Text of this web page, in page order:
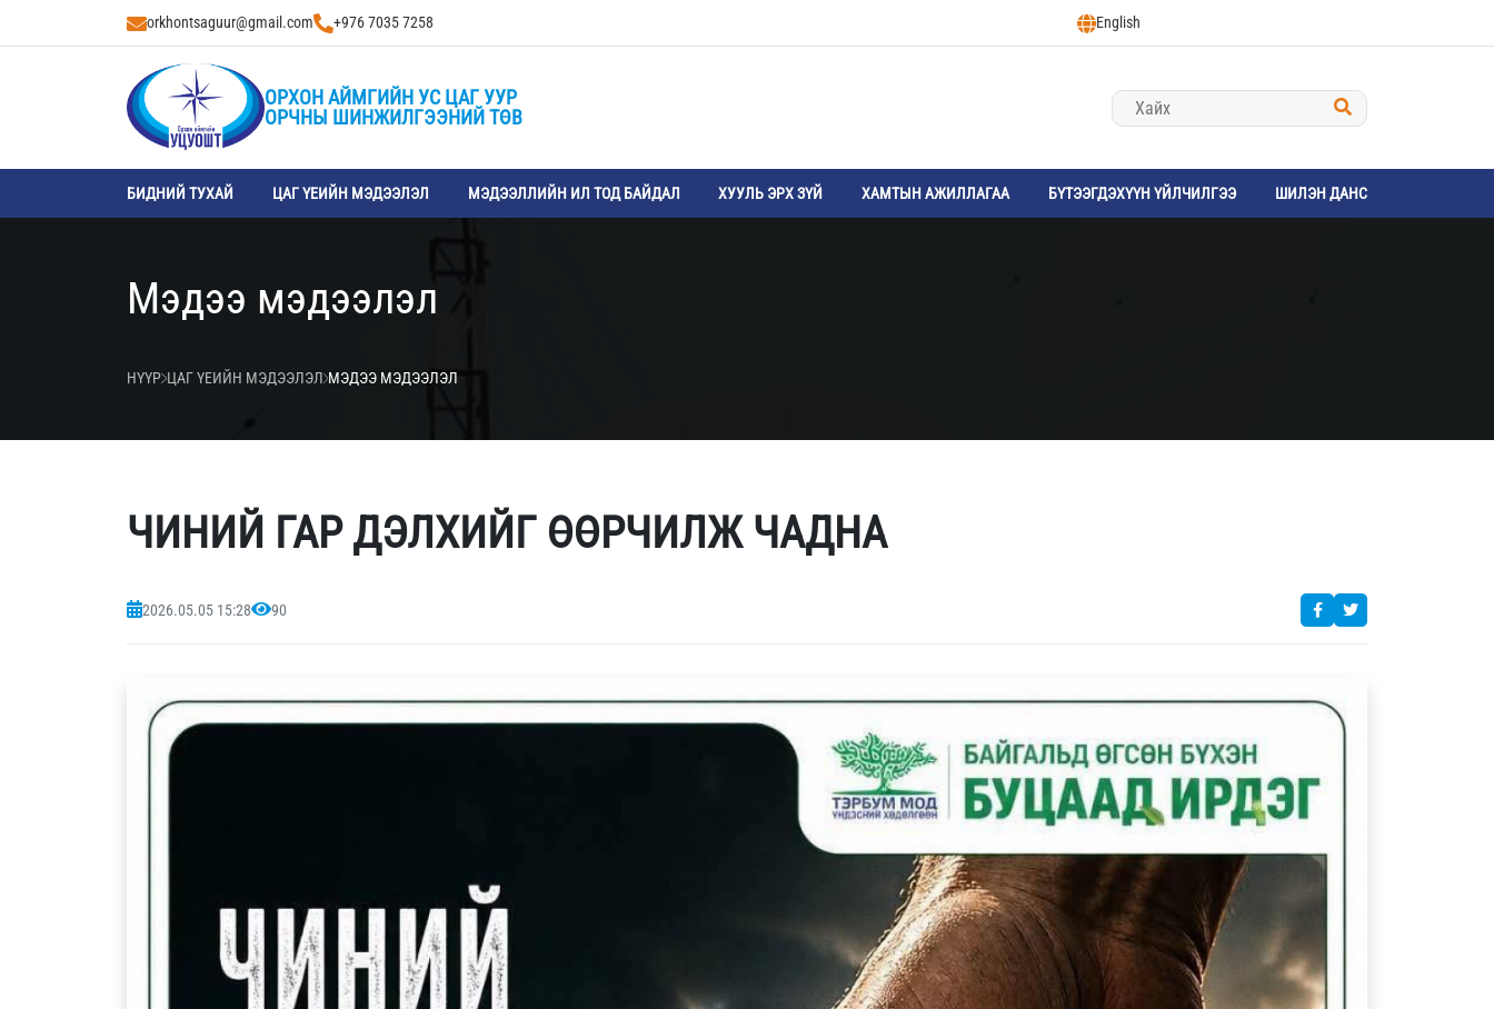
orkhontsaguur@gmail.com +976 7035 7258 English
ОРХОН АЙМГИЙН УС ЦАГ УУР
ОРЧНЫ ШИНЖИЛГЭЭНИЙ ТӨВ
БИДНИЙ ТУХАЙ ЦАГ ҮЕИЙН МЭДЭЭЛЭЛ МЭДЭЭЛЛИЙН ИЛ ТОД БАЙДАЛ ХУУЛЬ ЭРХ ЗҮЙ ХАМТЫН АЖИЛЛАГАА БҮТЭЭГДЭХҮҮН ҮЙЛЧИЛГЭЭ ШИЛЭН ДАНС
Мэдээ мэдээлэл
НҮҮР ЦАГ ҮЕИЙН МЭДЭЭЛЭЛ МЭДЭЭ МЭДЭЭЛЭЛ
ЧИНИЙ ГАР ДЭЛХИЙГ ӨӨРЧИЛЖ ЧАДНА
2026.05.05 15:28 90